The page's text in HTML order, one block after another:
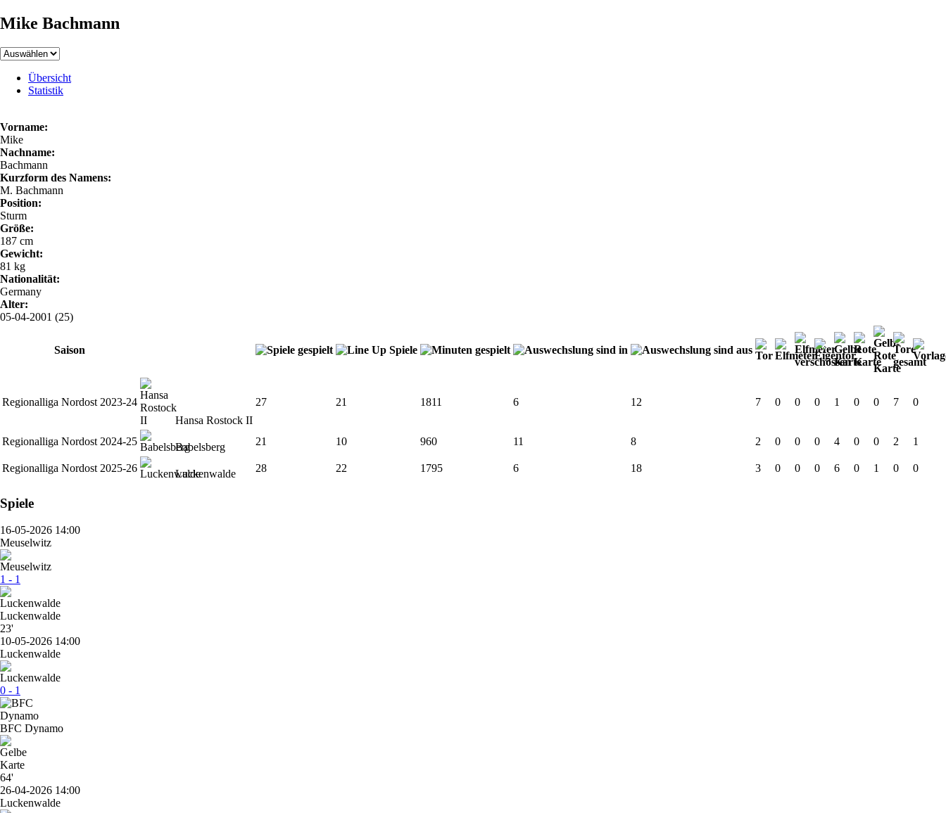
Mike Bachmann
Übersicht
Statistik
Vorname:
Mike
Nachname:
Bachmann
Kurzform des Namens:
M. Bachmann
Position:
Sturm
Größe:
187 cm
Gewicht:
81 kg
Nationalität:
Germany
Alter:
05-04-2001 (25)
Saison
Regionalliga Nordost 2023-24
Hansa Rostock II
27 21 1811 6 12 7 0 0 0 1 0 0 7 0
Regionalliga Nordost 2024-25 Babelsberg 21 10 960 11 8 2 0 0 0 4 0 0 2 1
Regionalliga Nordost 2025-26 Luckenwalde 28 22 1795 6 18 3 0 0 0 6 0 1 0 0
Spiele
16-05-2026 14:00
Meuselwitz
1 - 1
Luckenwalde
23'
10-05-2026 14:00
Luckenwalde
0 - 1
BFC Dynamo
64'
26-04-2026 14:00
Luckenwalde